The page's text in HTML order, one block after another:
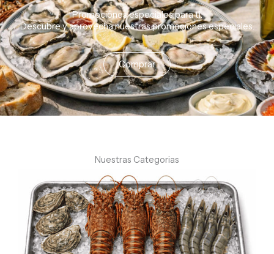
Promociones especiales para ti.
Descubreyaprovechanuestraspromocionesespeciales.
Comprar
Nuestras Categorias